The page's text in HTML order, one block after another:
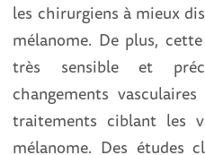
les chirurgiens à mieux
mélanome. De plus,
très sensible et
changements
traitements ciblant les
mélanome. Des études